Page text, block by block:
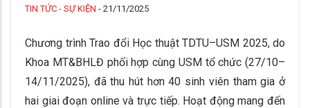
TIN TỨC - SỰ KIỆN - 21/11/2025
Chương trình Trao đổi Học thuật TDTU–USM 2025, do
Khoa MT&BHLĐ phối hợp cùng USM tổ chức (27/10–
14/11/2025), đã thu hút hơn 40 sinh viên tham gia ở
hai giai đoạn online và trực tiếp. Hoạt động mang đến